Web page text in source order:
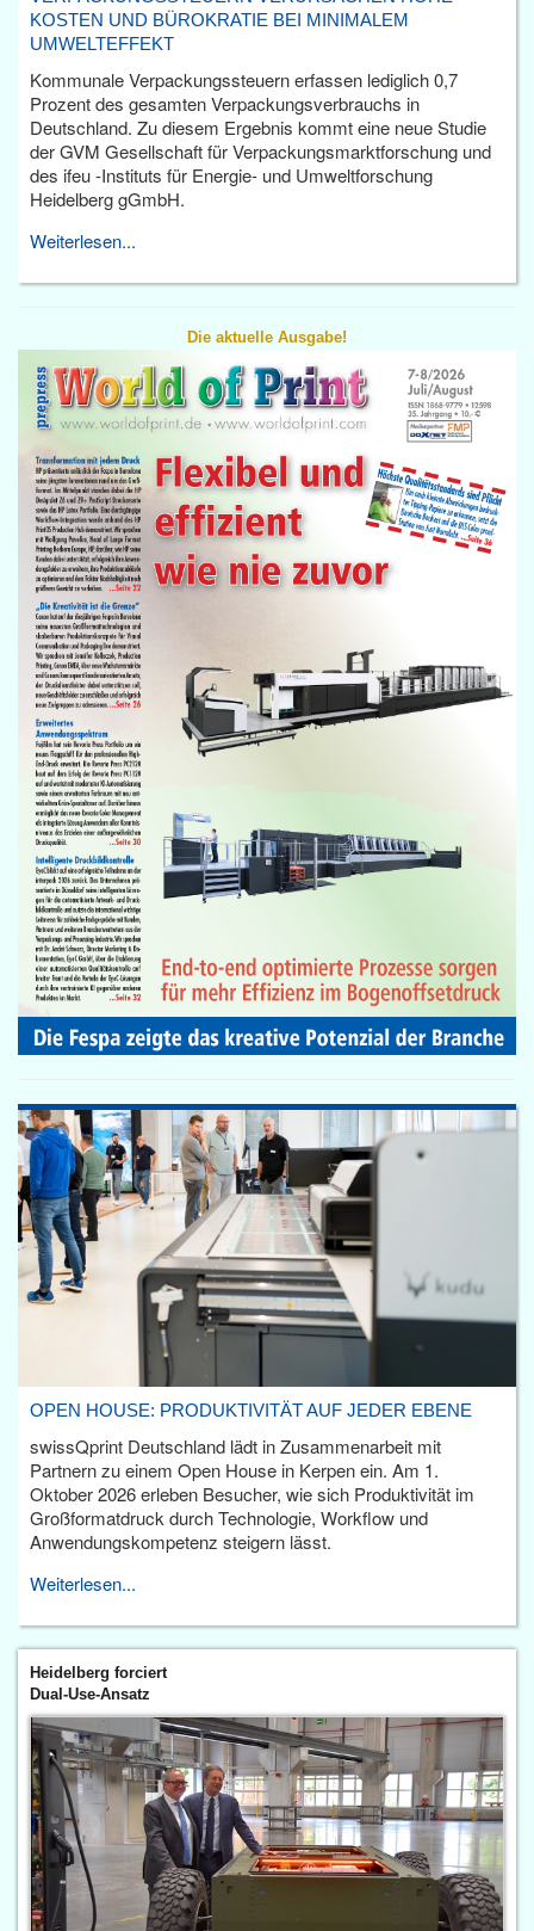
KOSTEN UND BÜROKRATIE BEI MINIMALEM
UMWELTEFFEKT
Kommunale Verpackungssteuern erfassen lediglich 0,7
Prozent des gesamten Verpackungsverbrauchs in
Deutschland. Zu diesem Ergebnis kommt eine neue Studie
der GVM Gesellschaft für Verpackungsmarktforschung und
des ifeu -Instituts für Energie- und Umweltforschung
Heidelberg gGmbH.
Weiterlesen...
Die aktuelle Ausgabe!
OPEN HOUSE: PRODUKTIVITÄT AUF JEDER EBENE
swissQprint Deutschland lädt in Zusammenarbeit mit
Partnern zu einem Open House in Kerpen ein. Am 1.
Oktober 2026 erleben Besucher, wie sich Produktivität im
Großformatdruck durch Technologie, Workflow und
Anwendungskompetenz steigern lässt.
Weiterlesen...
Heidelberg forciert
Dual-Use-Ansatz